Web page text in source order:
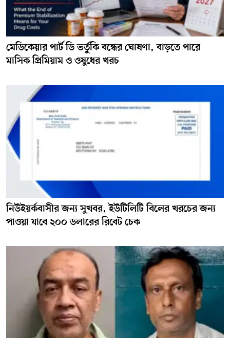
মেডিকেয়ার পার্ট ডি ভর্তুকি বন্ধের ঘোষণা, বাড়তে পারে
মাসিক প্রিমিয়াম ও ওষুধের খরচ
নিউইয়র্কবাসীর জন্য সুখবর, ইউটিলিটি বিলের খরচের জন্য
পাওয়া যাবে ২০০ ডলারের রিবেট চেক